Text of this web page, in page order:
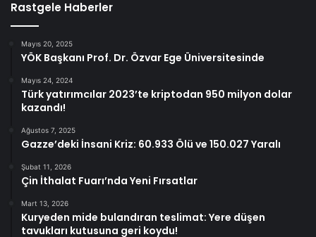
Rastgele Haberler
Mayıs 20, 2025
YÖK Başkanı Prof. Dr. Özvar Ege Üniversitesinde
Mayıs 24, 2024
Türk yatırımcılar 2023’te kriptodan 950 milyon dolar
kazandı!
Ağustos 7, 2025
Gazze’deki İnsani Kriz: 60.933 Ölü ve 150.027 Yaralı
Şubat 11, 2026
Çin İthalat Fuarı’nda Yeni Fırsatlar
Mart 13, 2026
Kuryeden mide bulandıran teslimat: Yere düşen
tavukları kutusuna geri koydu!